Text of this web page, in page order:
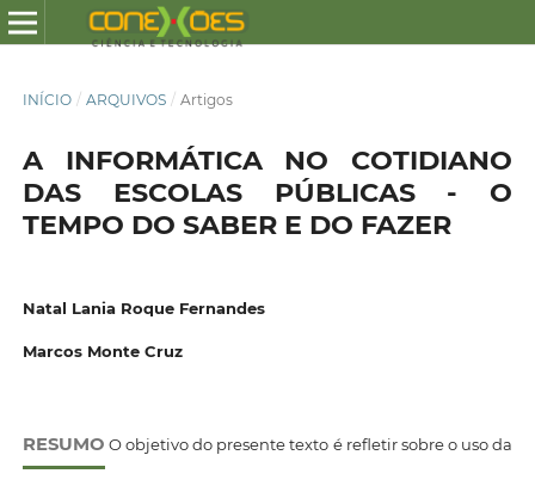
INÍCIO / ARQUIVOS / Artigos
A INFORMÁTICA NO COTIDIANO
DAS ESCOLAS PÚBLICAS - O
TEMPO DO SABER E DO FAZER
Natal Lania Roque Fernandes
Marcos Monte Cruz
RESUMO O objetivo do presente texto é refletir sobre o uso da